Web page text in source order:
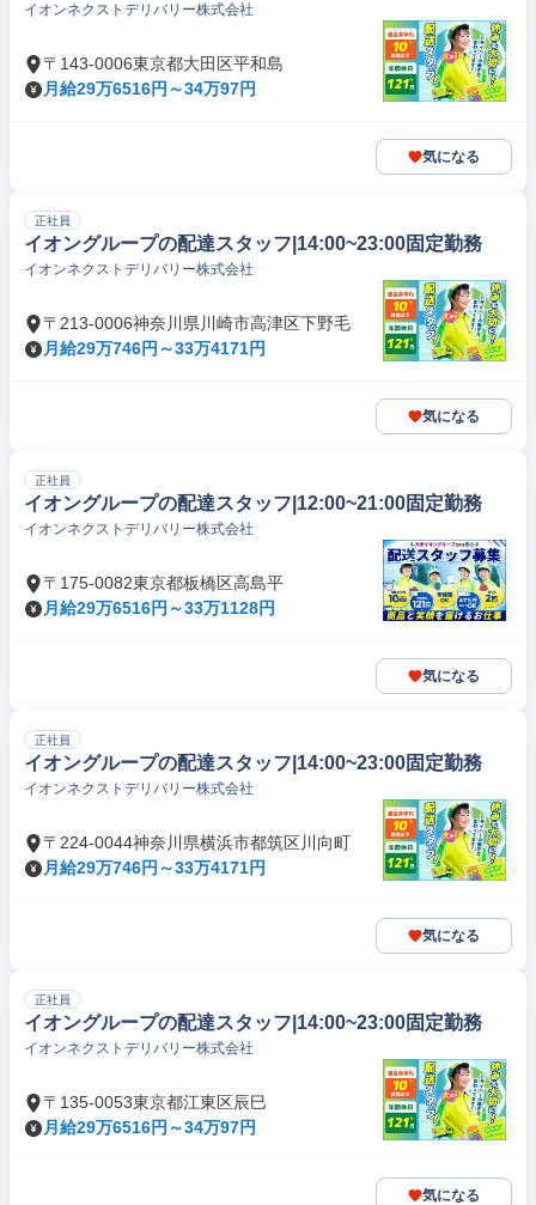
イオンネクストデリバリー株式会社
〒143-0006東京都大田区平和島
月給29万6516円～34万97円
気になる
正社員
イオングループの配達スタッフ|14:00~23:00固定勤務
イオンネクストデリバリー株式会社
〒213-0006神奈川県川崎市高津区下野毛
月給29万746円～33万4171円
気になる
正社員
イオングループの配達スタッフ|12:00~21:00固定勤務
イオンネクストデリバリー株式会社
〒175-0082東京都板橋区高島平
月給29万6516円～33万1128円
気になる
正社員
イオングループの配達スタッフ|14:00~23:00固定勤務
イオンネクストデリバリー株式会社
〒224-0044神奈川県横浜市都筑区川向町
月給29万746円～33万4171円
気になる
正社員
イオングループの配達スタッフ|14:00~23:00固定勤務
イオンネクストデリバリー株式会社
〒135-0053東京都江東区辰巳
月給29万6516円～34万97円
気になる